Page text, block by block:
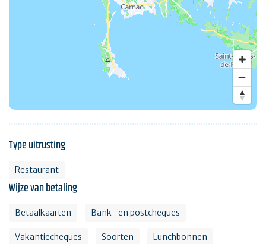
Type uitrusting
Restaurant
Wijze van betaling
Betaalkaarten Bank- en postcheques
Vakantiecheques Soorten Lunchbonnen